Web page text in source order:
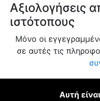
Αξιολογήσεις
ιστότοπους
Μόνο οι
σε αυτές τις
Αυτή